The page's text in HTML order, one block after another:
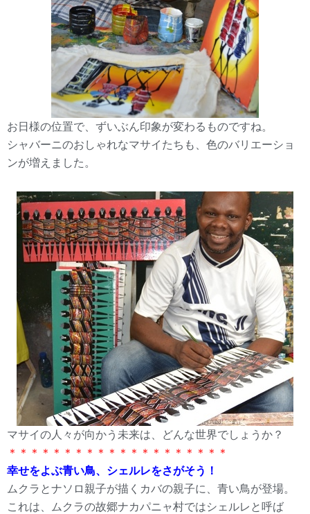
お日様の位置で、ずいぶん印象が変わるものですね。
シャバーニのおしゃれなマサイたちも、色のバリエーショ
ンが増えました。
マサイの人々が向かう未来は、どんな世界でしょうか？
＊＊＊＊＊＊＊＊＊＊＊＊＊＊＊＊＊＊＊＊
幸せをよぶ青い鳥、シェルレをさがそう！
ムクラとナソロ親子が描くカバの親子に、青い鳥が登場。
これは、ムクラの故郷ナカパニャ村ではシェルレと呼ば